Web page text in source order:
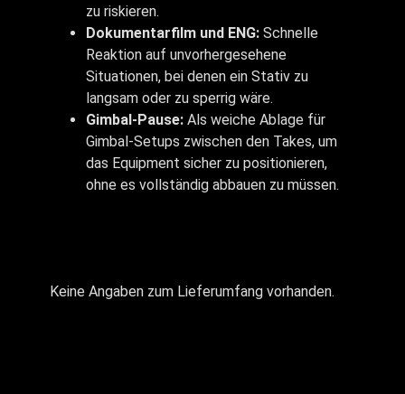
zu riskieren.
Dokumentarfilm und ENG: Schnelle
Reaktion auf unvorhergesehene
Situationen, bei denen ein Stativ zu
langsam oder zu sperrig wäre.
Gimbal-Pause: Als weiche Ablage für
Gimbal-Setups zwischen den Takes, um
das Equipment sicher zu positionieren,
ohne es vollständig abbauen zu müssen.
Keine Angaben zum Lieferumfang vorhanden.